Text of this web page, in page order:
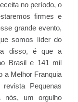
no período, o
firmes e
grande evento,
somos líder do
disso, é que a
Brasil e 141 mil
a Melhor Franquia
Pequenas
nós, um orgulho